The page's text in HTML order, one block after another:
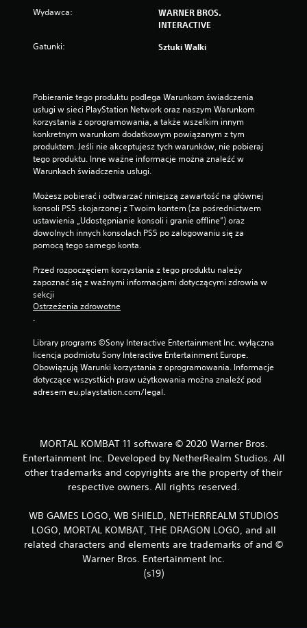
Wydawca:
WARNER BROS.
INTERACTIVE
Gatunki: Sztuki Walki
Pobieranie tego produktu podlega Warunkom świadczenia
usługi w sieci PlayStation Network oraz naszym Warunkom
korzystania z oprogramowania, a także wszelkim innym
konkretnym warunkom dodatkowym powiązanym z tym
produktem. Jeśli nie akceptujesz tych warunków, nie pobieraj
tego produktu. Inne ważne informacje można znaleźć w
Warunkach świadczenia usługi.
Możesz pobierać i odtwarzać niniejszą zawartość na głównej
konsoli PS5 skojarzonej z Twoim kontem (za pośrednictwem
ustawienia „Udostępnianie konsoli i granie offline”) oraz
dowolnych innych konsolach PS5 po zalogowaniu się za
pomocą tego samego konta.
Przed rozpoczęciem korzystania z tego produktu należy
zapoznać się z ważnymi informacjami dotyczącymi zdrowia w
sekcji
Ostrzeżenia zdrowotne
.
Library programs ©Sony Interactive Entertainment Inc. wyłączna
licencja podmiotu Sony Interactive Entertainment Europe.
Obowiązują Warunki korzystania z oprogramowania. Informacje
dotyczące wszystkich praw użytkowania można znaleźć pod
adresem eu.playstation.com/legal.
MORTAL KOMBAT 11 software © 2020 Warner Bros.
Entertainment Inc. Developed by NetherRealm Studios. All
other trademarks and copyrights are the property of their
respective owners. All rights reserved.
WB GAMES LOGO, WB SHIELD, NETHERREALM STUDIOS
LOGO, MORTAL KOMBAT, THE DRAGON LOGO, and all
related characters and elements are trademarks of and ©
Warner Bros. Entertainment Inc.
(s19)